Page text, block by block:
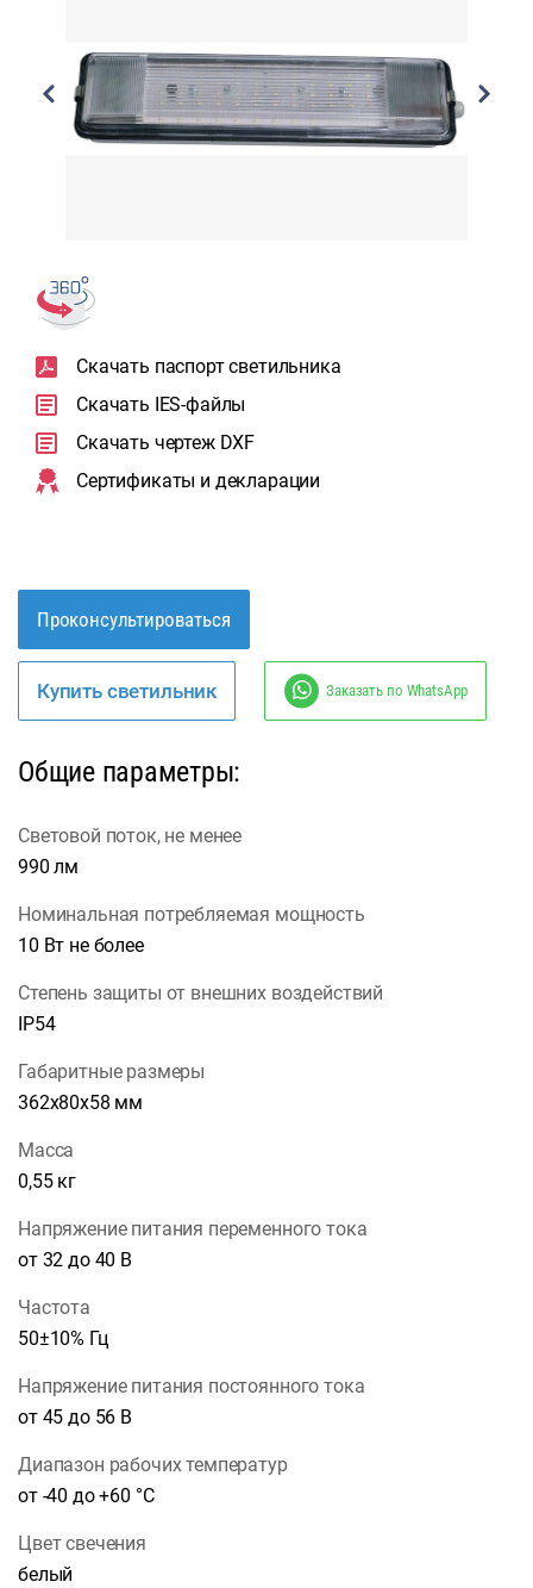
Скачать паспорт светильника
Скачать IES-файлы
Скачать чертеж DXF
Сертификаты и декларации
Проконсультироваться
Купить светильник Заказать по WhatsApp
Общие параметры:
Световой поток, не менее
990 лм
Номинальная потребляемая мощность
10 Вт не более
Степень защиты от внешних воздействий
IP54
Габаритные размеры
362х80х58 мм
Масса
0,55 кг
Напряжение питания переменного тока
от 32 до 40 В
Частота
50±10% Гц
Напряжение питания постоянного тока
от 45 до 56 В
Диапазон рабочих температур
от -40 до +60 °С
Цвет свечения
белый